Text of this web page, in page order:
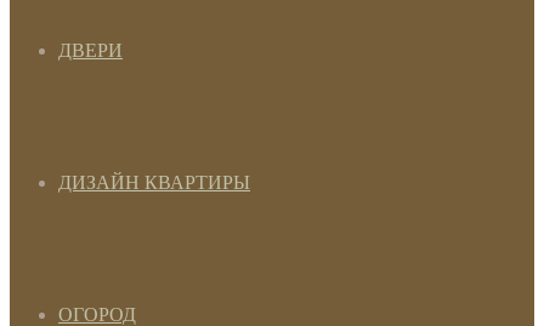
ДВЕРИ
ДИЗАЙН КВАРТИРЫ
ОГОРОД